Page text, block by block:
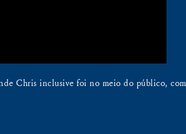
Chris inclusive foi no meio do público, com